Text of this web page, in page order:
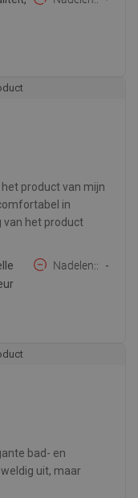
product van mijn
in
van het product
Nadelen: -
bad- en
uit, maar